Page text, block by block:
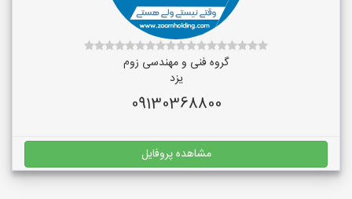
گروه فنی و مهندسی زوم
یزد
09130368800
مشاهده پروفایل